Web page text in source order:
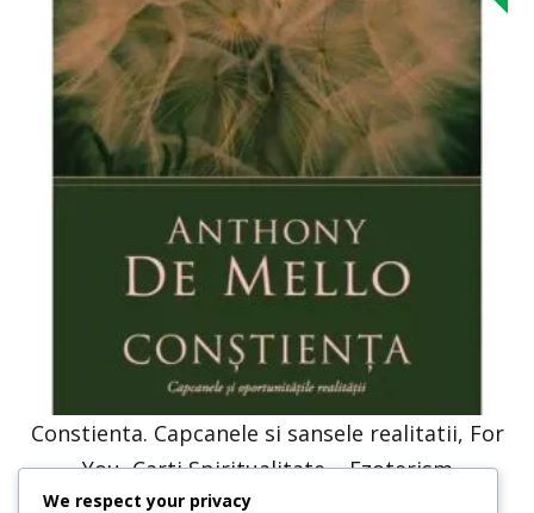
Constienta. Capcanele si sansele realitatii, For
You, Carti Spiritualitate – Ezoterism
37,00lei
We respect your privacy